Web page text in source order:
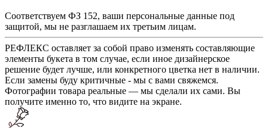
Соответствуем ФЗ 152, ваши персональные данные под
защитой, мы не разглашаем их третьим лицам.
РЕФЛЕКС оставляет за собой право изменять составляющие
элементы букета в том случае, если иное дизайнерское
решение будет лучше, или конкретного цветка нет в наличии.
Если замены буду критичные - мы с вами свяжемся.
Фотографии товара реальные — мы сделали их сами. Вы
получите именно то, что видите на экране.